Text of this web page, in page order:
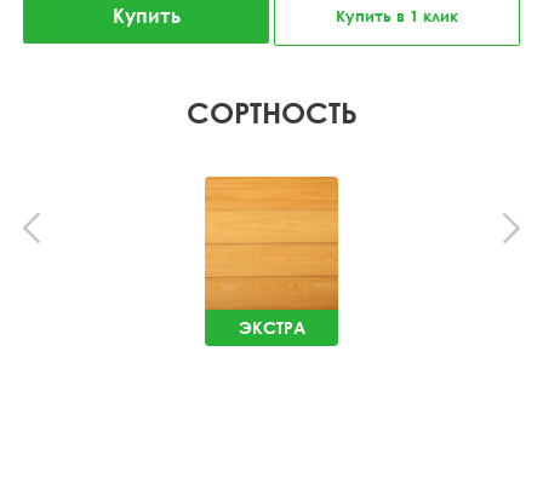
Купить Купить в 1 клик
СОРТНОСТЬ
ЭКСТРА